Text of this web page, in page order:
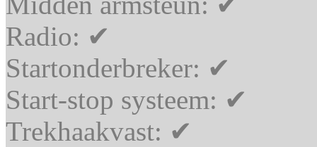
Radio: ✔
Startonderbreker: ✔
Start-stop systeem: ✔
Trekhaakvast: ✔